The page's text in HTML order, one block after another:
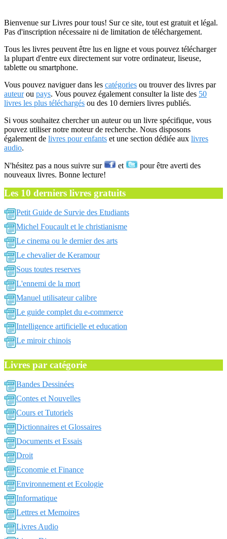
Bienvenue sur Livres pour tous! Sur ce site, tout est gratuit et légal.
Pas d'inscription nécessaire ni de limitation de téléchargement.
Tous les livres peuvent être lus en ligne et vous pouvez télécharger
la plupart d'entre eux directement sur votre ordinateur, liseuse,
tablette ou smartphone.
Vous pouvez naviguer dans les catégories ou trouver des livres par
auteurou pays. Vous pouvez également consulter la liste des 50
livres les plus téléchargés ou des 10 derniers livres publiés.
Si vous souhaitez chercher un auteur ou un livre spécifique, vous
pouvez utiliser notre moteur de recherche. Nous disposons
également de livres pour enfants et une section dédiée aux livres
audio.
N'hésitez pas a nous suivre sur et
pour être averti des
nouveaux livres. Bonne lecture!
Les 10 derniers livres gratuits
Petit Guide de Survie des Etudiants
Michel Foucault et le christianisme
Le cinema ou le dernier des arts
Le chevalier de Keramour
Sous toutes reserves
L'ennemi de la mort
Manuel utilisateur calibre
Le guide complet du e-commerce
Intelligence artificielle et education
Le miroir chinois
Livres par catégorie
Bandes Dessinées
Contes et Nouvelles
Cours et Tutoriels
Dictionnaires et Glossaires
Documents et Essais
Droit
Economie et Finance
Environnement et Ecologie
Informatique
Lettres et Memoires
Livres Audio